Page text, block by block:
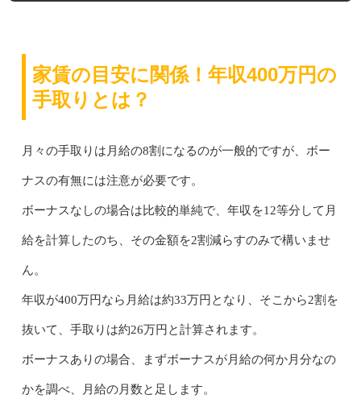
家賃の目安に関係！年収400万円の
手取りとは？
月々の手取りは月給の8割になるのが一般的ですが、ボー
ナスの有無には注意が必要です。
ボーナスなしの場合は比較的単純で、年収を12等分して月
給を計算したのち、その金額を2割減らすのみで構いませ
ん。
年収が400万円なら月給は約33万円となり、そこから2割を
抜いて、手取りは約26万円と計算されます。
ボーナスありの場合、まずボーナスが月給の何か月分なの
かを調べ、月給の月数と足します。